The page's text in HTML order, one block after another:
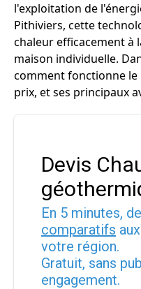
l'exploitation de
Pithiviers, cette
chaleur efficacement à
maison individuelle.
comment fonctionne
prix, et ses principaux
Devis
En 5 minutes,
comparatifs aux
votre région.
Gratuit, sans
engagement.